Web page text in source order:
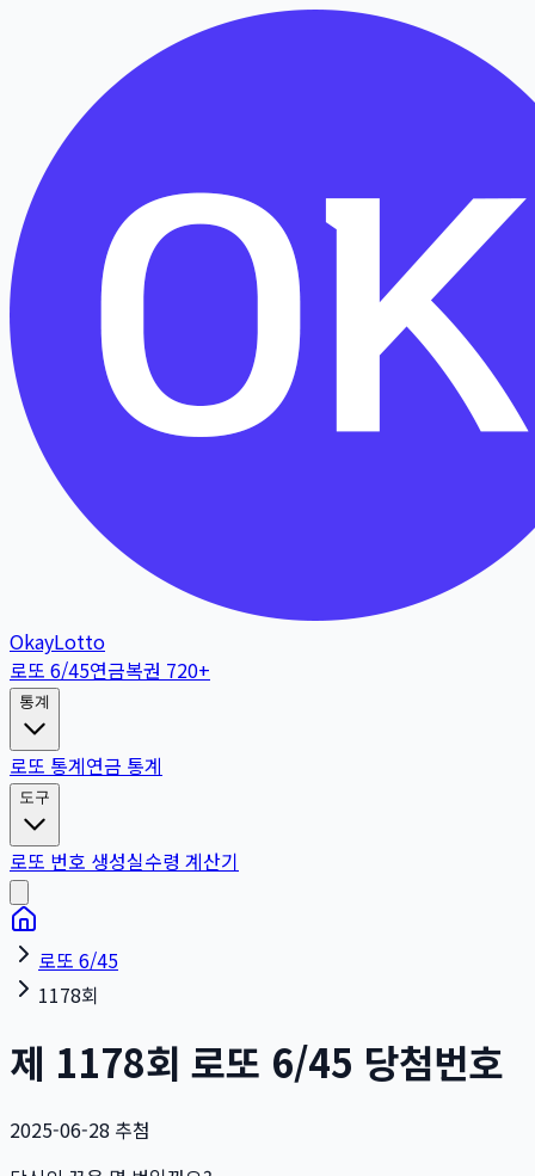
OkayLotto
로또 6/45연금복권 720+
통계
로또 통계연금 통계
도구
로또 번호 생성실수령 계산기
로또 6/45
1178회
제 1178회 로또 6/45 당첨번호
2025-06-28 추첨